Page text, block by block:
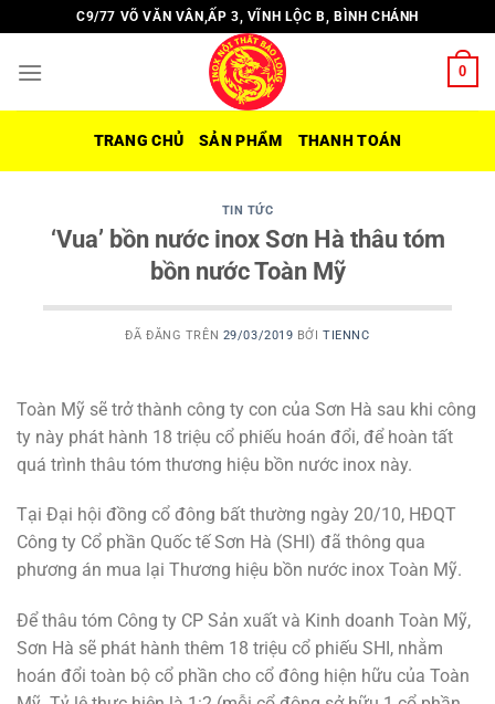
đến
nội
C9/77 VÕ VĂN VÂN,ẤP 3, VĨNH LỘC B, BÌNH CHÁNH
0
TRANG CHỦ SẢN PHẨM THANH TOÁN
TIN TỨC
‘Vua’ bồn nước inox Sơn Hà thâu tóm
bồn nước Toàn Mỹ
ĐÃ ĐĂNG TRÊN 29/03/2019 BỞITIENNC
Toàn Mỹ sẽ trở thành công ty con của Sơn Hà sau khi công
ty này phát hành 18 triệu cổ phiếu hoán đổi, để hoàn tất
quá trình thâu tóm thương hiệu bồn nước inox này.
Tại Đại hội đồng cổ đông bất thường ngày 20/10, HĐQT
Công ty Cổ phần Quốc tế Sơn Hà (SHI) đã thông qua
phương án mua lại Thương hiệu bồn nước inox Toàn Mỹ.
Để thâu tóm Công ty CP Sản xuất và Kinh doanh Toàn Mỹ,
Sơn Hà sẽ phát hành thêm 18 triệu cổ phiếu SHI, nhằm
hoán đổi toàn bộ cổ phần cho cổ đông hiện hữu của Toàn